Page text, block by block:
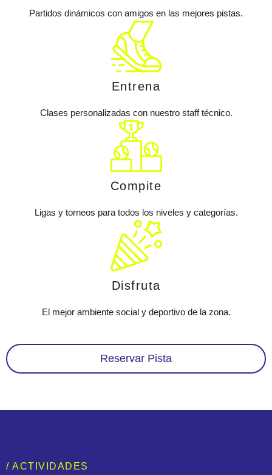
Partidos dinámicos con amigos en las mejores pistas.
Entrena
Clases personalizadas con nuestro staff técnico.
Compite
Ligas y torneos para todos los niveles y categorías.
Disfruta
El mejor ambiente social y deportivo de la zona.
Reservar Pista
/ ACTIVIDADES